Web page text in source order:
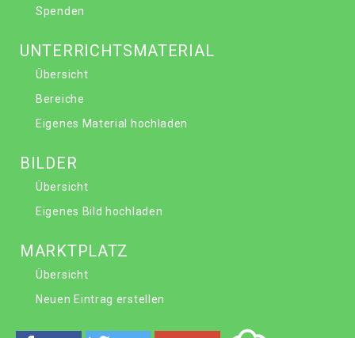
Spenden
UNTERRICHTSMATERIAL
Übersicht
Bereiche
Eigenes Material hochladen
BILDER
Übersicht
Eigenes Bild hochladen
MARKTPLATZ
Übersicht
Neuen Eintrag erstellen